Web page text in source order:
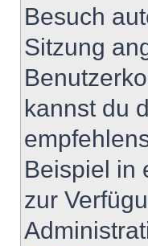
Besuch
Sitzung
kannst du
Beispiel in
zur